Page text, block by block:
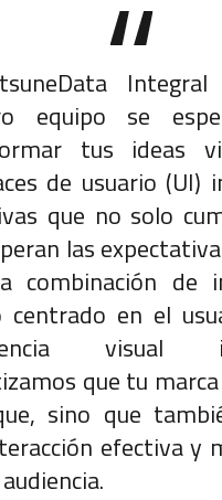
Integral
equipo se
tus ideas
de usuario (UI)
que no solo
las
combinación de
centrado en el
visual
que tu
sino que
efectiva y